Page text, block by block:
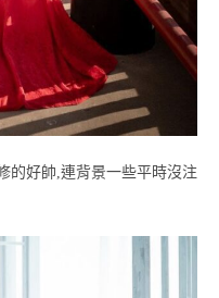
的好帥,連背景一些平時沒注